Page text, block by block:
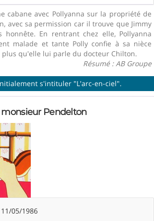
cabane avec Pollyanna sur la propriété de
avec sa permission car il trouve que Jimmy
honnête. En rentrant chez elle, Pollyanna
malade et tante Polly confie à sa nièce
qu'elle lui parle du docteur Chilton.
Résumé : AB Groupe
s'intituler "L'arc-en-ciel".
monsieur Pendelton
11/05/1986